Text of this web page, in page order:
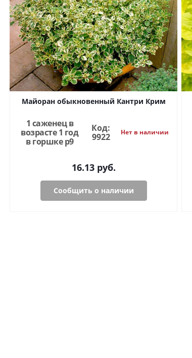
Майоран обыкновенный Кантри Крим
1 саженец в
возрасте 1 год
в горшке p9
Код:
9922
Нет в наличии
16.13руб.
Сообщить о наличии